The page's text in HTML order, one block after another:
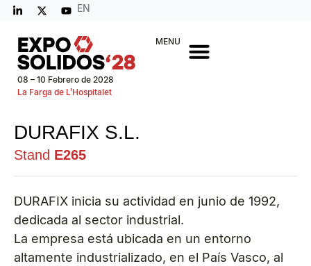
EN
08 – 10 Febrero de 2028
La Farga de L’Hospitalet
MENU
DURAFIX S.L.
Stand E265
DURAFIX inicia su actividad en junio de 1992,
dedicada al sector industrial.
La empresa está ubicada en un entorno
altamente industrializado, en el País Vasco, al